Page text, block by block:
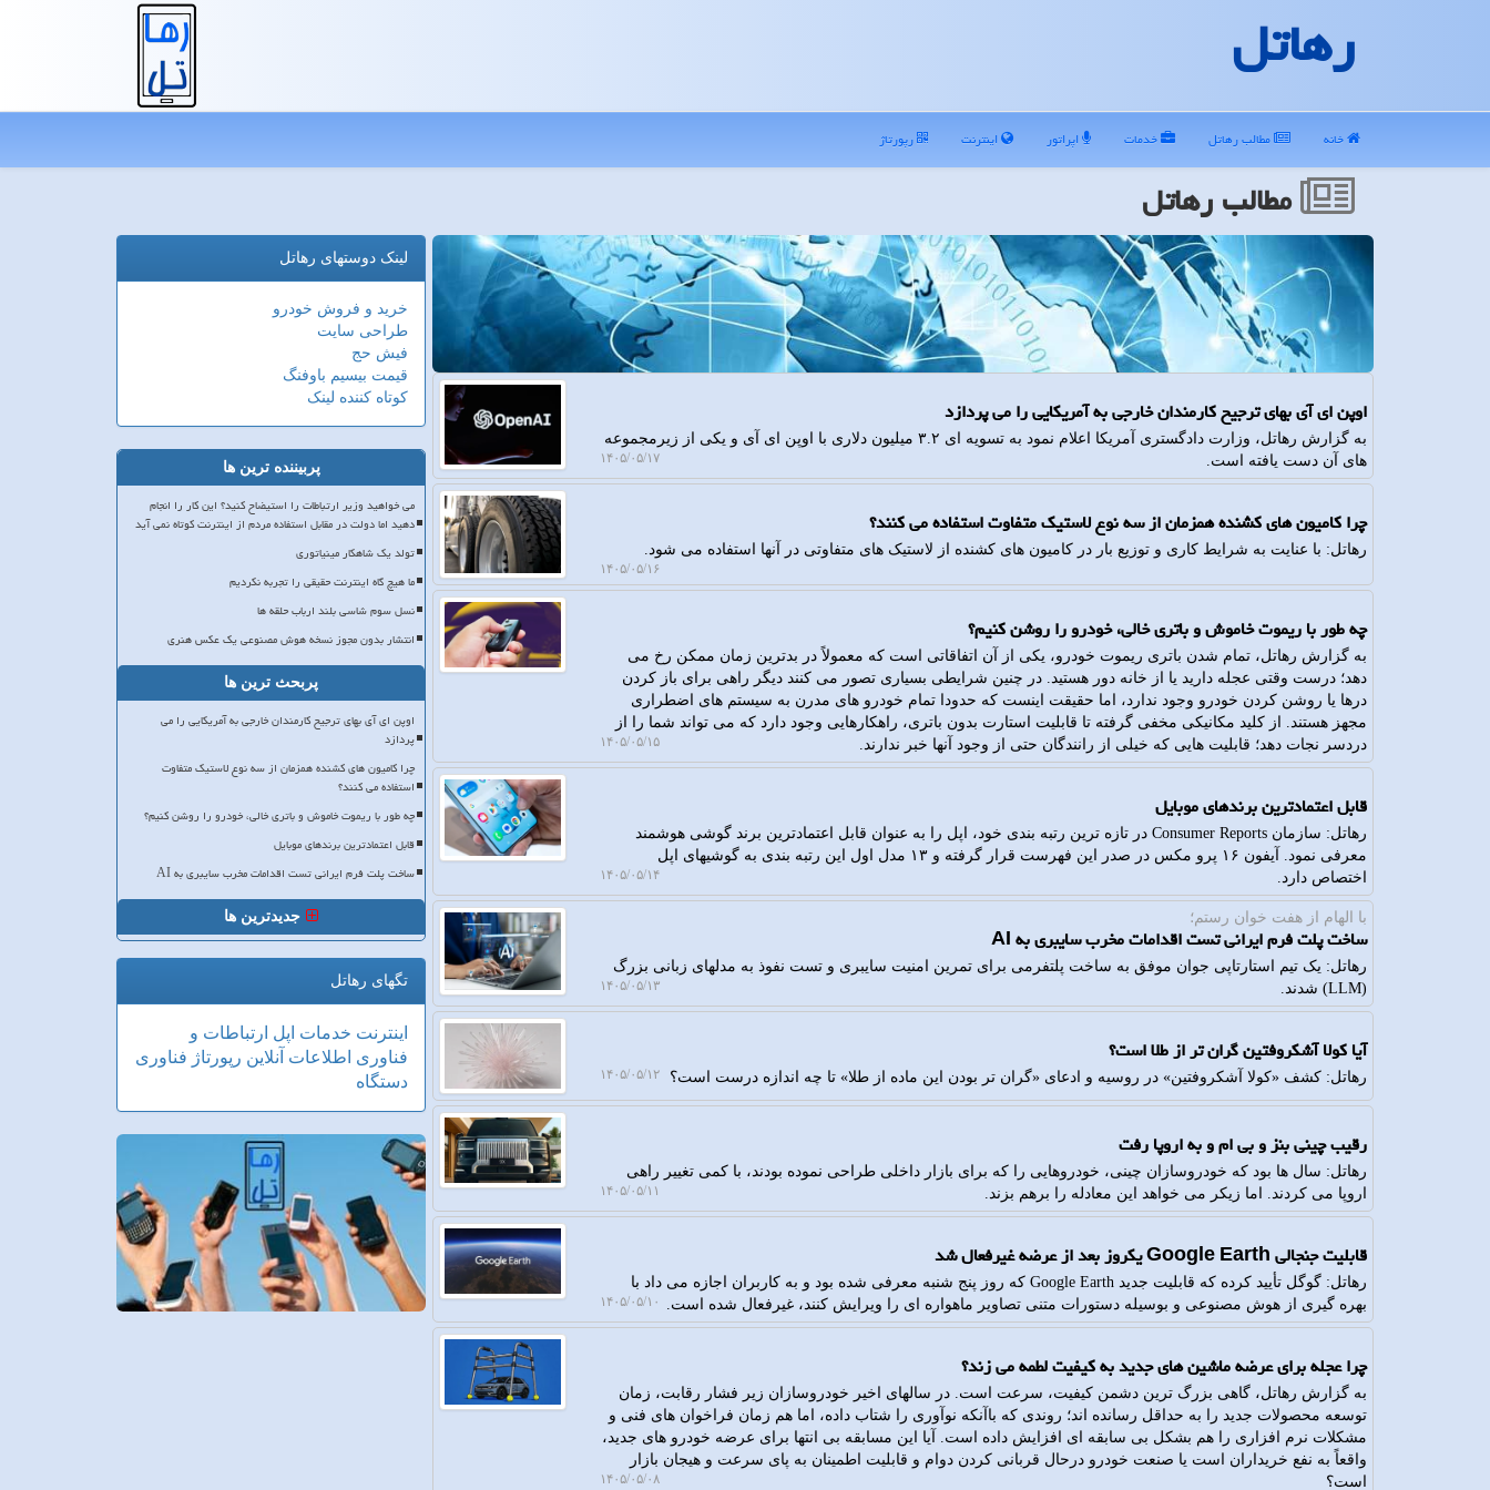
رهاتل
خانه مطالب رهاتل خدمات اپراتور اینترنت رپورتاژ
مطالب رهاتل
اوپن ای آی بهای ترجیح کارمندان خارجی به آمریکایی را می پردازد
به گزارش رهاتل، وزارت دادگستری آمریکا اعلام نمود به تسویه ای ۳.۲ میلیون دلاری با اوپن ای آی و یکی از زیرمجموعه
های آن دست یافته است.
۱۴۰۵/۰۵/۱۷
چرا کامیون های کشنده همزمان از سه نوع لاستیک متفاوت استفاده می کنند؟
رهاتل: با عنایت به شرایط کاری و توزیع بار در کامیون های کشنده از لاستیک های متفاوتی در آنها استفاده می شود.
۱۴۰۵/۰۵/۱۶
چه طور با ریموت خاموش و باتری خالی، خودرو را روشن کنیم؟
به گزارش رهاتل، تمام شدن باتری ریموت خودرو، یکی از آن اتفاقاتی است که معمولاً در بدترین زمان ممکن رخ می
دهد؛ درست وقتی عجله دارید یا از خانه دور هستید. در چنین شرایطی بسیاری تصور می کنند دیگر راهی برای باز کردن
درها یا روشن کردن خودرو وجود ندارد، اما حقیقت اینست که حدودا تمام خودرو های مدرن به سیستم های اضطراری
مجهز هستند. از کلید مکانیکی مخفی گرفته تا قابلیت استارت بدون باتری، راهکارهایی وجود دارد که می تواند شما را از
دردسر نجات دهد؛ قابلیت هایی که خیلی از رانندگان حتی از وجود آنها خبر ندارند.
۱۴۰۵/۰۵/۱۵
قابل اعتمادترین برندهای موبایل
رهاتل: سازمان Consumer Reports در تازه ترین رتبه بندی خود، اپل را به عنوان قابل اعتمادترین برند گوشی هوشمند
معرفی نمود. آیفون ۱۶ پرو مکس در صدر این فهرست قرار گرفته و ۱۳ مدل اول این رتبه بندی به گوشیهای اپل
اختصاص دارد.
۱۴۰۵/۰۵/۱۴
با الهام از هفت خوان رستم؛
ساخت پلت فرم ایرانی تست اقدامات مخرب سایبری به AI
رهاتل: یک تیم استارتاپی جوان موفق به ساخت پلتفرمی برای تمرین امنیت سایبری و تست نفوذ به مدلهای زبانی بزرگ
(LLM) شدند.
۱۴۰۵/۰۵/۱۳
آیا کولا آشکروفتین گران تر از طلا است؟
رهاتل: کشف «کولا آشکروفتین» در روسیه و ادعای «گران تر بودن این ماده از طلا» تا چه اندازه درست است؟ ۱۴۰۵/۰۵/۱۲
رقیب چینی بنز و بی ام و به اروپا رفت
رهاتل: سال ها بود که خودروسازان چینی، خودروهایی را که برای بازار داخلی طراحی نموده بودند، با کمی تغییر راهی
اروپا می کردند. اما زیکر می خواهد این معادله را برهم بزند.
۱۴۰۵/۰۵/۱۱
قابلیت جنجالی Google Earth یکروز بعد از عرضه غیرفعال شد
رهاتل: گوگل تأیید کرده که قابلیت جدید Google Earth که روز پنج شنبه معرفی شده بود و به کاربران اجازه می داد با
بهره گیری از هوش مصنوعی و بوسیله دستورات متنی تصاویر ماهواره ای را ویرایش کنند، غیرفعال شده است.
۱۴۰۵/۰۵/۱۰
چرا عجله برای عرضه ماشین های جدید به کیفیت لطمه می زند؟
به گزارش رهاتل، گاهی بزرگ ترین دشمن کیفیت، سرعت است. در سالهای اخیر خودروسازان زیر فشار رقابت، زمان
توسعه محصولات جدید را به حداقل رسانده اند؛ روندی که باآنکه نوآوری را شتاب داده، اما هم زمان فراخوان های فنی و
مشکلات نرم افزاری را هم بشکل بی سابقه ای افزایش داده است. آیا این مسابقه بی انتها برای عرضه خودرو های جدید،
واقعاً به نفع خریداران است یا صنعت خودرو درحال قربانی کردن دوام و قابلیت اطمینان به پای سرعت و هیجان بازار
است؟
۱۴۰۵/۰۵/۰۸
لینک دوستهای رهاتل
خرید و فروش خودرو
طراحی سایت
فیش حج
قیمت بیسیم باوفنگ
کوتاه کننده لینک
پربیننده ترین ها
می خواهید وزیر ارتباطات را استیضاح کنید؟ این کار را انجام
دهید اما دولت در مقابل استفاده مردم از اینترنت کوتاه نمی آید
تولد یک شاهکار مینیاتوری
ما هیچ گاه اینترنت حقیقی را تجربه نکردیم
نسل سوم شاسی بلند ارباب حلقه ها
انتشار بدون مجوز نسخه هوش مصنوعی یک عکس هنری
پربحث ترین ها
اوپن ای آی بهای ترجیح کارمندان خارجی به آمریکایی را می
پردازد
چرا کامیون های کشنده همزمان از سه نوع لاستیک متفاوت
استفاده می کنند؟
چه طور با ریموت خاموش و باتری خالی، خودرو را روشن کنیم؟
قابل اعتمادترین برندهای موبایل
ساخت پلت فرم ایرانی تست اقدامات مخرب سایبری به AI
جدیدترین ها
تگهای رهاتل
اینترنت خدمات اپل ارتباطات و
فناوری اطلاعات آنلاین رپورتاژ فناوری
دستگاه